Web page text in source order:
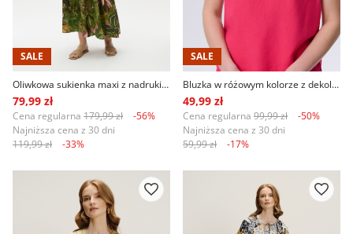
SALE
Oliwkowa sukienka maxi z nadrukiem tropic
79,99 zł
Cena regularna 179,99 zł
-56%
Najniższa cena z 30 dni
119,99 zł
-33%
SALE
Bluzka w różowym kolorze z dekoltem w serek
49,99 zł
Cena regularna 99,99 zł
-50%
Najniższa cena z 30 dni
59,99 zł
-17%